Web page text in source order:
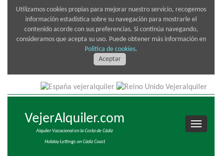
Utilizamos cookies propias para mejorar nuestro servicio, recogemos
información estadística sobre su navegación para mostrarle el
contenido acorde con sus preferencias. Si continúa navegando,
consideramos que acepta su uso. Puede obtener más información en
Politica de cookies.
Aceptar
VejerAlquiler.com
Alquiler Vacacional en la Costa de Cádiz
Holiday Lettings on Cádiz Coast